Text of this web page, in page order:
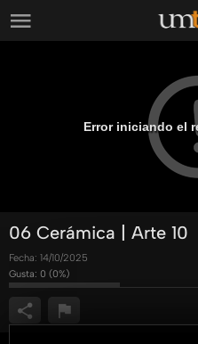
Error iniciando el
06 Cerámica | Arte 10
Fecha: 14/10/2025
Gusta: 0 (0%)